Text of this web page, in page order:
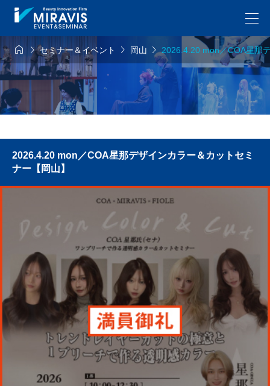
 セミナー＆イベント  岡山 2026.4.20 mon／COA星那
2026.4.20 mon／COA星那デザインカラー＆カットセミ
ナー【岡山】